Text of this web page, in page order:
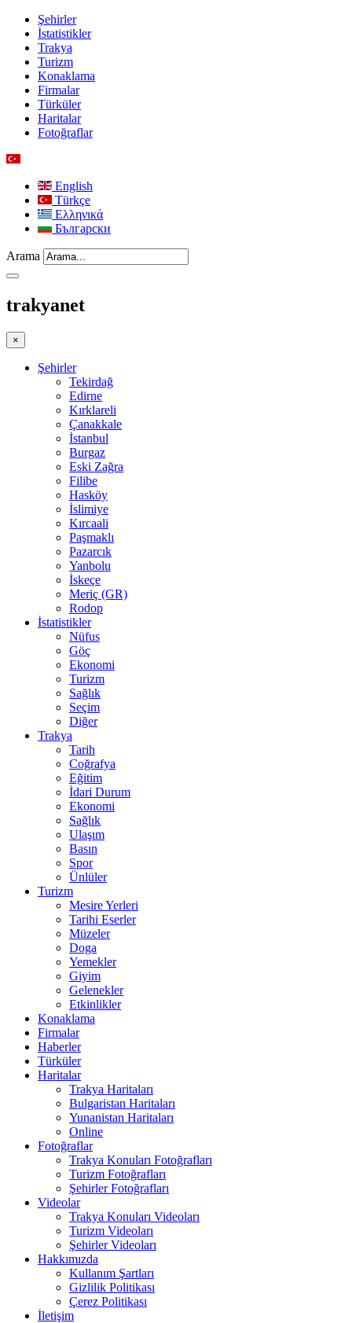
Şehirler
İstatistikler
Trakya
Turizm
Konaklama
Firmalar
Türküler
Haritalar
Fotoğraflar
English
Türkçe
Ελληνικά
Български
Arama
trakyanet
×
Şehirler
Tekirdağ
Edirne
Kırklareli
Çanakkale
İstanbul
Burgaz
Eski Zağra
Filibe
Hasköy
İslimiye
Kırcaali
Paşmaklı
Pazarcık
Yanbolu
İskeçe
Meriç (GR)
Rodop
İstatistikler
Nüfus
Göç
Ekonomi
Turizm
Sağlık
Seçim
Diğer
Trakya
Tarih
Coğrafya
Eğitim
İdari Durum
Ekonomi
Sağlık
Ulaşım
Basın
Spor
Ünlüler
Turizm
Mesire Yerleri
Tarihi Eserler
Müzeler
Doga
Yemekler
Giyim
Gelenekler
Etkinlikler
Konaklama
Firmalar
Haberler
Türküler
Haritalar
Trakya Haritaları
Bulgaristan Haritaları
Yunanistan Haritaları
Online
Fotoğraflar
Trakya Konuları Fotoğrafları
Turizm Fotoğrafları
Şehirler Fotoğrafları
Videolar
Trakya Konuları Videoları
Turizm Videoları
Şehirler Videoları
Hakkımızda
Kullanım Şartları
Gizlilik Politikası
Çerez Politikası
İletişim